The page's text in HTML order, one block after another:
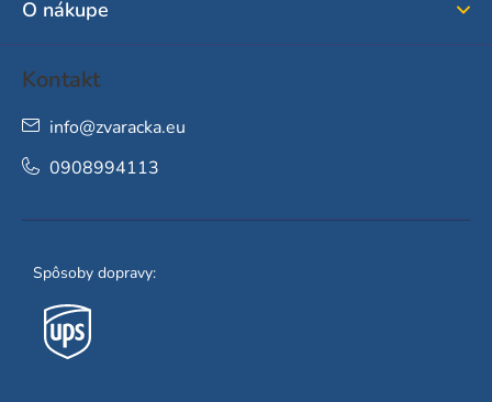
O nákupe
Kontakt
info@zvaracka.eu
0908994113
Spôsoby dopravy: